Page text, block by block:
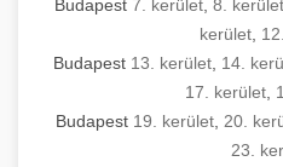
Budapest 7. kerület, 8. kerület
kerület
Budapest 13. kerület 14.
17. kerület
Budapest 19. kerület 20.
23.